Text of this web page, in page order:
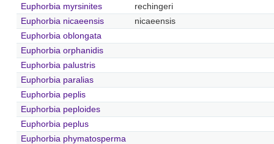
Euphorbia myrsinites
rechingeri
Euphorbia nicaeensis
nicaeensis
Euphorbia oblongata
Euphorbia orphanidis
Euphorbia palustris
Euphorbia paralias
Euphorbia peplis
Euphorbia peploides
Euphorbia peplus
Euphorbia phymatosperma